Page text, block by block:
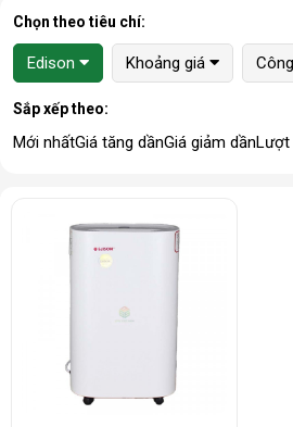
Chọn theo tiêu chí:
Edison Khoảng giá
Sắp xếp theo:
Mới nhấtGiá tăng dầnGiá giảm dầnLượt